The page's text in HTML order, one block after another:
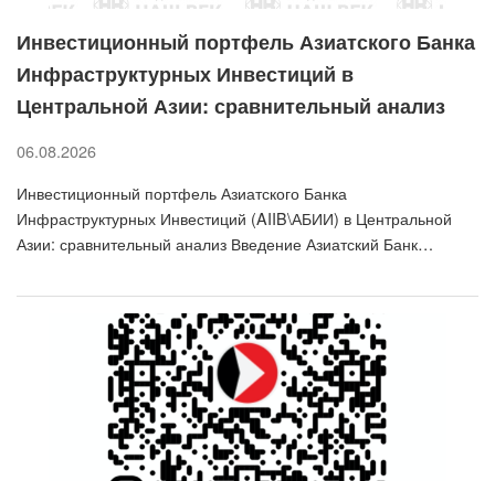
Инвестиционный портфель Азиатского Банка
Инфраструктурных Инвестиций в
Центральной Азии: сравнительный анализ
06.08.2026
Инвестиционный портфель Азиатского Банка
Инфраструктурных Инвестиций (AIIB\АБИИ) в Центральной
Азии: сравнительный анализ Введение Азиатский Банк…